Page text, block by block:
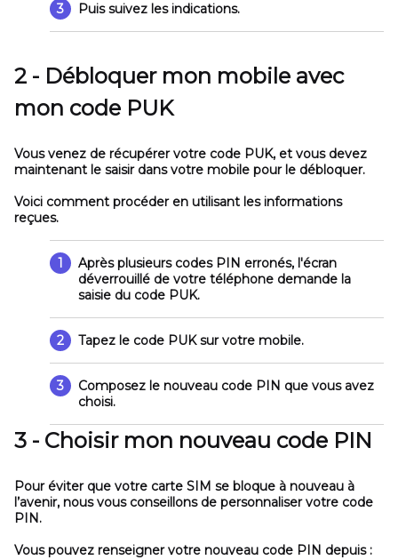
3 Puis suivez les indications.
2 - Débloquer mon mobile avec
mon code PUK
Vous venez de récupérer votre code PUK, et vous devez
maintenant le saisir dans votre mobile pour le débloquer.
Voici comment procéder en utilisant les informations
reçues.
1
Après plusieurs codes PIN erronés, l'écran
déverrouillé de votre téléphone demande la
saisie du code PUK.
2 Tapez le code PUK sur votre mobile.
3
Composez le nouveau code PIN que vous avez
choisi.
3 - Choisir mon nouveau code PIN
Pour éviter que votre carte SIM se bloque à nouveau à
l’avenir, nous vous conseillons de personnaliser votre code
PIN.
Vous pouvez renseigner votre nouveau code PIN depuis :